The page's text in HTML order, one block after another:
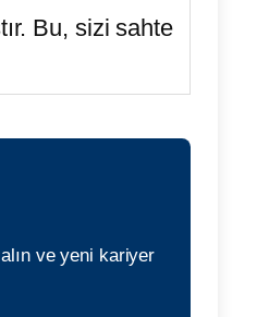
Bu, sizi sahte
ve yeni kariyer